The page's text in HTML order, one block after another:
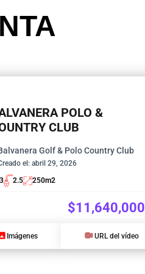
POLO &
CLUB
Golf & Polo Country Club
el:abril 29, 2026
2.5 250m2
$11,640,000
Imágenes URL del vídeo